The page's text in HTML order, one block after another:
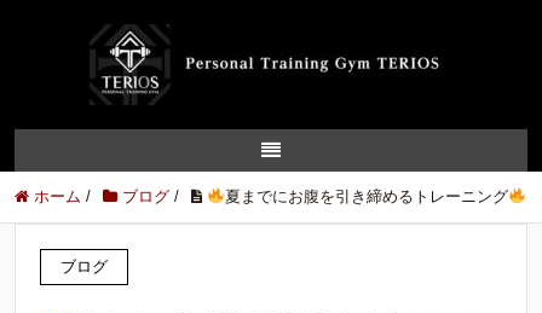
ホーム / ブログ / 夏までにお腹を引き締めるトレーニング
ブログ